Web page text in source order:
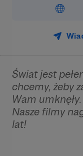
Świat jest
chcemy, żeby
Wam umknęły.
Nasze filmy
lat!